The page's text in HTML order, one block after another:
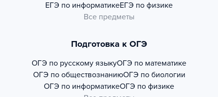
ЕГЭ по информатикеЕГЭ по физике
Все предметы
Подготовка к ОГЭ
ОГЭ по русскому языкуОГЭ по математике
ОГЭ по обществознаниюОГЭ по биологии
ОГЭ по информатикеОГЭ по физике